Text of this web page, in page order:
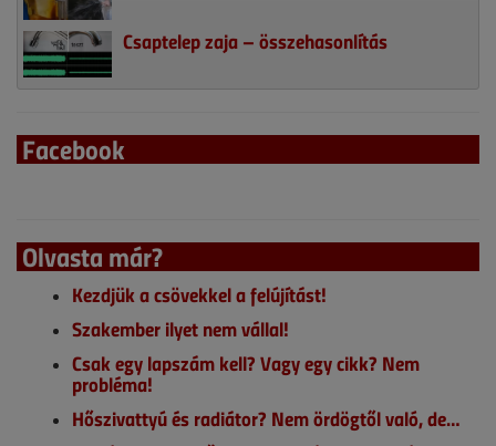
Csaptelep zaja – összehasonlítás
Facebook
Olvasta már?
Kezdjük a csövekkel a felújítást!
Szakember ilyet nem vállal!
Csak egy lapszám kell? Vagy egy cikk? Nem
probléma!
Hőszivattyú és radiátor? Nem ördögtől való, de…